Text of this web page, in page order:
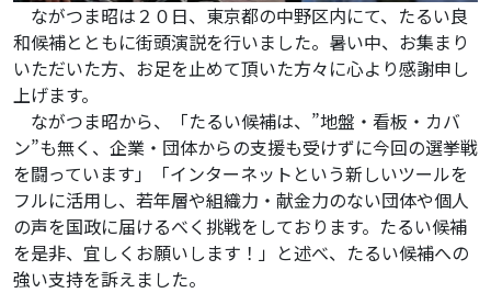
ながつま昭は２０日、東京都の中野区内にて、たるい良
和候補とともに街頭演説を行いました。暑い中、お集まり
いただいた方、お足を止めて頂いた方々に心より感謝申し
上げます。
ながつま昭から、「たるい候補は、”地盤・看板・カバ
ン”も無く、企業・団体からの支援も受けずに今回の選挙戦
を闘っています」「インターネットという新しいツールを
フルに活用し、若年層や組織力・献金力のない団体や個人
の声を国政に届けるべく挑戦をしております。たるい候補
を是非、宜しくお願いします！」と述べ、たるい候補への
強い支持を訴えました。